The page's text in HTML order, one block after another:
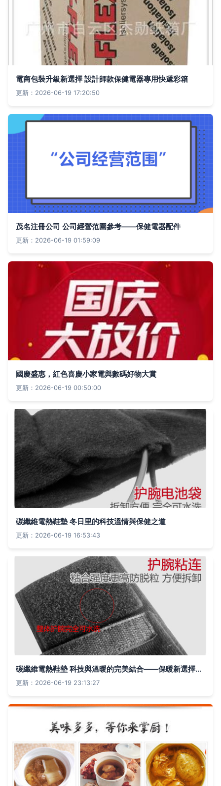
電商包裝升級新選擇 設計師款保健電器專用快遞彩箱
更新：2026-06-19 17:20:50
茂名注冊公司 公司經營范圍參考——保健電器配件
更新：2026-06-19 01:59:09
國慶盛惠，紅色喜慶小家電與數碼好物大賞
更新：2026-06-19 00:50:00
碳纖維電熱鞋墊 冬日里的科技溫情與保健之道
更新：2026-06-19 16:53:43
碳纖維電熱鞋墊 科技與溫暖的完美結合——保暖新選擇讓冬季更愜意
更新：2026-06-19 23:13:27